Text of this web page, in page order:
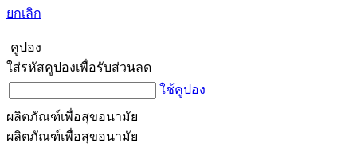
ยกเลิก
คูปอง
ใส่รหัสคูปองเพื่อรับส่วนลด
ใช้คูปอง
ผลิตภัณฑ์เพื่อสุขอนามัย
ผลิตภัณฑ์เพื่อสุขอนามัย